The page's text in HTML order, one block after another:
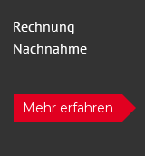
Mehr erfahren